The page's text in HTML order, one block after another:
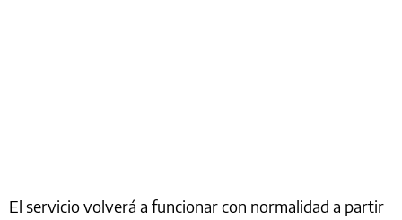
El servicio volverá a funcionar con normalidad a partir